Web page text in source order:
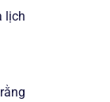
lịch